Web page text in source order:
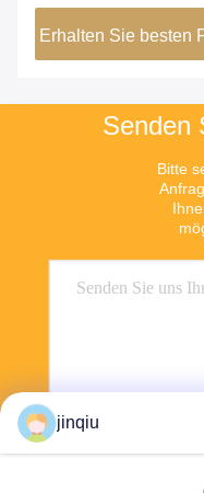
Sandstrahl-
Erhalten Sie besten
Senden
Bitte
jinqiu